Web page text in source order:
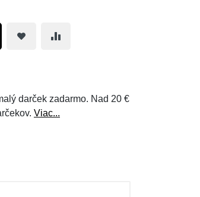
darček zadarmo. Nad 20 €
Viac...